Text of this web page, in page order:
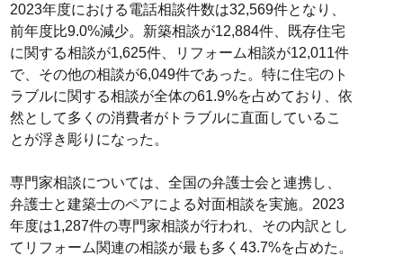
2023年度における電話相談件数は32,569件となり、
前年度比9.0%減少。新築相談が12,884件、既存住宅
に関する相談が1,625件、リフォーム相談が12,011件
で、その他の相談が6,049件であった。特に住宅のト
ラブルに関する相談が全体の61.9%を占めており、依
然として多くの消費者がトラブルに直面しているこ
とが浮き彫りになった。
専門家相談については、全国の弁護士会と連携し、
弁護士と建築士のペアによる対面相談を実施。2023
年度は1,287件の専門家相談が行われ、その内訳とし
てリフォーム関連の相談が最も多く43.7%を占めた。